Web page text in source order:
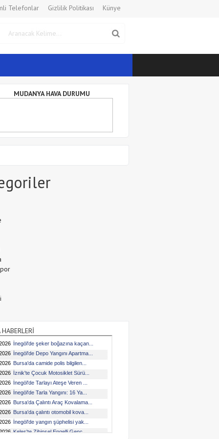
Telefonlar Gizlilik Politikası Künye
MUDANYA HAVA DURUMU